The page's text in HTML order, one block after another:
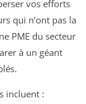
vos efforts
qui n’ont pas la
PME du secteur
à un géant
incluent :